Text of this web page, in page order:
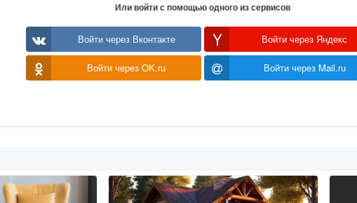
Или войти с помощью одного из сервисов
Войти через Вконтакте Войти через Яндекс
Войти через OK.ru Войти через Mail.ru